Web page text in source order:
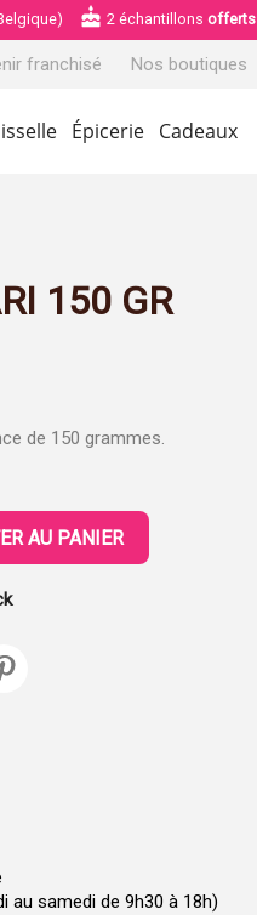
cake 2 échantillons offerts
franchisé Nos boutiques
Épicerie Cadeaux
150 GR
de 150 grammes.
AU PANIER
au samedi de 9h30 à 18h)